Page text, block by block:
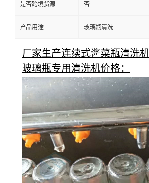
是否跨境货源 否
产品用途 玻璃瓶清洗
厂家生产连续式酱菜瓶清洗
玻璃瓶专用清洗机价格：